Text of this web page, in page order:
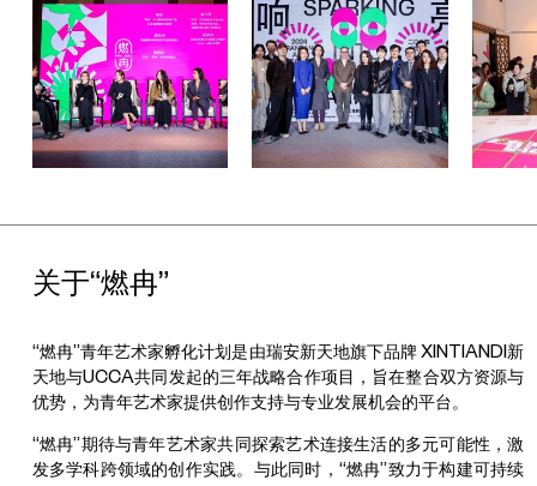
动品牌Salomon始终助力热爱自我探索与表达的人们，在山地间
不断地进行突破与挑战，这与
燃冉”计划“扶持青年艺术家共同探索
艺术连接生活的多元可能性
的理念不谋而合。作为“燃冉
艺术季首
次与商业品牌共同呈现的艺术季跨界单元，这一板块特邀参与往届
“燃冉” 计划的青年艺术家冯晨、高文谦、殷漪，以及合作支持方向
声葵听觉空间设计工作室，通过一系列艺术作品邀请观众以行动触
发散布在上海新天地公共空间和 Salomon
上海新天地旗舰店中的
观众一同侧耳登高，倾听来自户外山野中，人类与自然交互所产生
本届艺术季中的社区共创艺术单元“邻里环游”，由“燃冉”
作为“ 燃冉”艺术季的独家新媒体合作平台，在“燃冉”计划启动之
初，以#我在街坊邻里搞创作为招募话题，邀请公众分享源自生活
关于“燃冉”
“燃冉”青年艺术家孵化计划是由瑞安新天地旗下品牌 XINTIANDI新
天地与UCCA共同发起的三年战略合作项目，旨在整合双方资源与
优势，为青年艺术家提供创作支持与专业发展机会的平台。
“燃冉”期待与青年艺术家共同探索艺术连接生活的多元可能性，激
发多学科跨领域的创作实践。与此同时，“燃冉”致力于构建可持续